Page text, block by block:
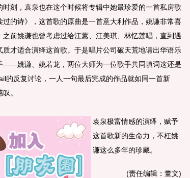
，袁泉也在这个时候将专辑中她最珍爱的一首私房歌
的诗》，这首歌的原曲是一首意大利作品，姚谦非常喜
前姚谦也曾考虑过给江蕙、江美琪、林忆莲唱，直到遇
质才适合演绎这首歌。于是唱片公司破天荒地请出华语乐
——姚谦、姚若龙，两位大师为一位歌手共同填词这还是
的反复讨论，一人一句最后完成的作品就如同一首新
。
袁泉极富情感的演绎，赋予
这首歌新的生命力，不枉姚
谦这么多年的珍藏。
(责任编辑：董文)